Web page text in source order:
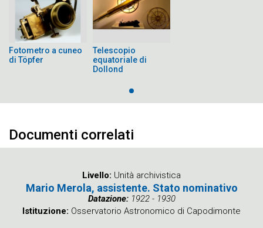
Fotometro a cuneo
di Töpfer
Telescopio
equatoriale di
Dollond
Documenti correlati
Livello Unità archivistica
Mario Merola, assistente. Stato nominativo
Datazione 1922 - 1930
Istituzione Osservatorio Astronomico di Capodimonte